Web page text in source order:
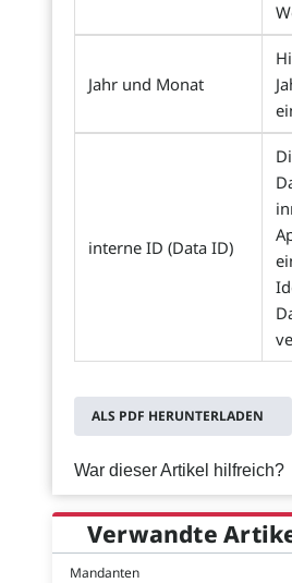
Jahr und Monat
interne ID (Data ID)
ALS PDF HERUNTERLADEN
War dieser Artikel hilfreich?
Verwandte
Mandanten